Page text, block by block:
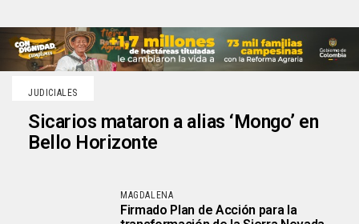
JUDICIALES
Sicarios mataron a alias ‘Mongo’ en
Bello Horizonte
MAGDALENA
Firmado Plan de Acción para la